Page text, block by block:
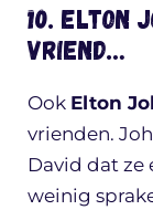
10. Elton
vriend…
Ook Elton
vrienden.
David dat ze
weinig